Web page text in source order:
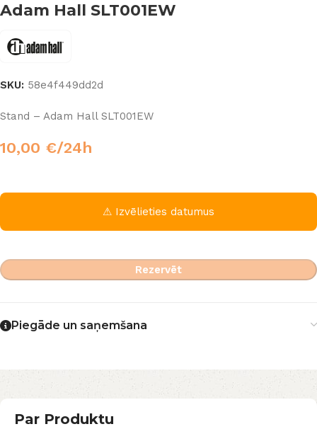
Adam Hall SLT001EW
SKU: 58e4f449dd2d
Stand – Adam Hall SLT001EW
10,00 €/24h
⚠ Izvēlieties datumus
Rezervēt
Piegāde un saņemšana
Par Produktu